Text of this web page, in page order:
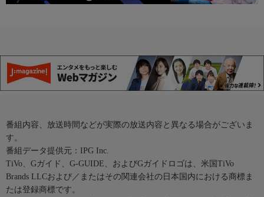
番組内容、放送時間などが実際の放送内容と異なる場合がございま
す。
番組データ提供元：IPG Inc.
TiVo、Gガイド、G-GUIDE、およびGガイドロゴは、米国TiVo
Brands LLCおよび／またはその関連会社の日本国内における商標ま
たは登録商標です。